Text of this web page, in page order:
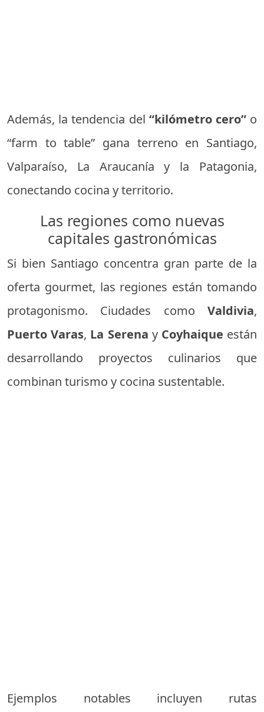
Además, la tendencia del “kilómetro cero”o
“farm to table” gana terreno en Santiago,
Valparaíso, La Araucanía y la Patagonia,
conectando cocina y territorio.
Las regiones como nuevas
capitales gastronómicas
Si bien Santiago concentra gran parte de la
oferta gourmet, las regiones están tomando
protagonismo. Ciudades como Valdivia,
Puerto Varas, La Serena y Coyhaique están
desarrollando proyectos culinarios que
combinan turismo y cocina sustentable.
Ejemplos notables incluyen rutas